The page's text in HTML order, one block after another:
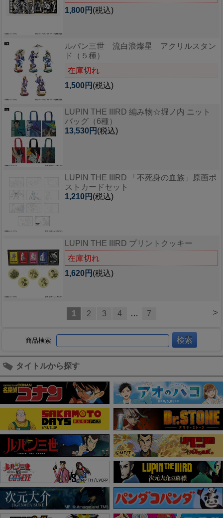
1,800円 (税込)
ルパン三世 流白浪燦星 アクリルスタン
ド（５種）
在庫切れ
1,500円 (税込)
LUPIN THE IIIRD 編み物☆堀ノ内 ニット
バッグ（6種）
13,530円 (税込)
LUPIN THE IIIRD 「不死身の血族」原画ポ
ストカードセット
1,210円 (税込)
LUPIN THE IIIRD プリントクッキー
在庫切れ
1,620円 (税込)
>
1 2 3 4 … 7
商品検索
タイトルから探す